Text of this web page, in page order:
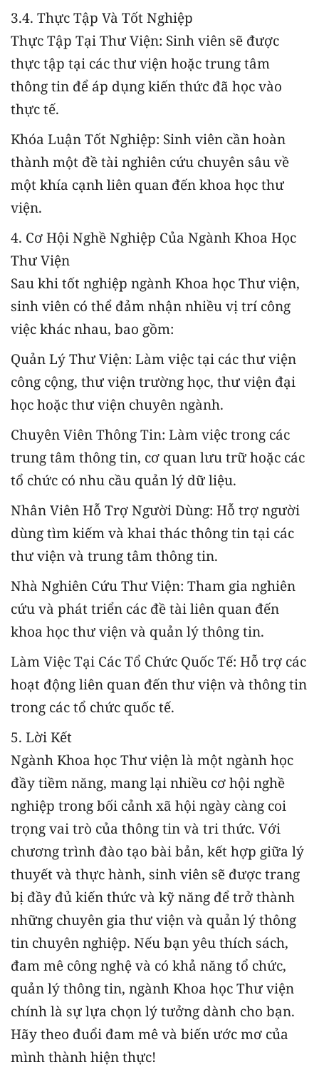
3.4. Thực Tập Và Tốt Nghiệp
Thực Tập Tại Thư Viện: Sinh viên sẽ được
thực tập tại các thư viện hoặc trung tâm
thông tin để áp dụng kiến thức đã học vào
thực tế.
Khóa Luận Tốt Nghiệp: Sinh viên cần hoàn
thành một đề tài nghiên cứu chuyên sâu về
một khía cạnh liên quan đến khoa học thư
viện.
4. Cơ Hội Nghề Nghiệp Của Ngành Khoa Học
Thư Viện
Sau khi tốt nghiệp ngành Khoa học Thư viện,
sinh viên có thể đảm nhận nhiều vị trí công
việc khác nhau, bao gồm:
Quản Lý Thư Viện: Làm việc tại các thư viện
công cộng, thư viện trường học, thư viện đại
học hoặc thư viện chuyên ngành.
Chuyên Viên Thông Tin: Làm việc trong các
trung tâm thông tin, cơ quan lưu trữ hoặc các
tổ chức có nhu cầu quản lý dữ liệu.
Nhân Viên Hỗ Trợ Người Dùng: Hỗ trợ người
dùng tìm kiếm và khai thác thông tin tại các
thư viện và trung tâm thông tin.
Nhà Nghiên Cứu Thư Viện: Tham gia nghiên
cứu và phát triển các đề tài liên quan đến
khoa học thư viện và quản lý thông tin.
Làm Việc Tại Các Tổ Chức Quốc Tế: Hỗ trợ các
hoạt động liên quan đến thư viện và thông tin
trong các tổ chức quốc tế.
5. Lời Kết
Ngành Khoa học Thư viện là một ngành học
đầy tiềm năng, mang lại nhiều cơ hội nghề
nghiệp trong bối cảnh xã hội ngày càng coi
trọng vai trò của thông tin và tri thức. Với
chương trình đào tạo bài bản, kết hợp giữa lý
thuyết và thực hành, sinh viên sẽ được trang
bị đầy đủ kiến thức và kỹ năng để trở thành
những chuyên gia thư viện và quản lý thông
tin chuyên nghiệp. Nếu bạn yêu thích sách,
đam mê công nghệ và có khả năng tổ chức,
quản lý thông tin, ngành Khoa học Thư viện
chính là sự lựa chọn lý tưởng dành cho bạn.
Hãy theo đuổi đam mê và biến ước mơ của
mình thành hiện thực!